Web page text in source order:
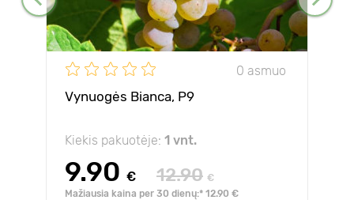
0 asmuo
Vynuogės Bianca, Р9
Kiekis pakuotėje: 1 vnt.
9.90 € 12.90 €
Mažiausia kaina per 30 dienų:* 12.90 €